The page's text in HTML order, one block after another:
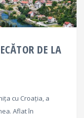
DE LA
cu Croația, a
Aflat în